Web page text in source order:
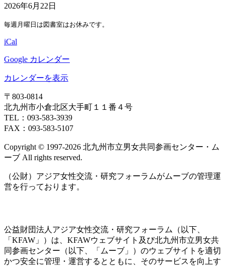
書
室
日
2026年6月22日
毎週月曜日は図書室はお休みです。
iCal
Google カレンダー
カレンダーを表示
〒803‐0814
北九州市小倉北区大手町１１番４号
TEL：093‐583‐3939
FAX：093‐583‐5107
Copyright © 1997‐2026 北九州市立男女共同参画センター・ム
ーブ All rights reserved.
（公財）アジア女性交流・研究フォーラムがムーブの管理運
営を行っております。
公益財団法人アジア女性交流・研究フォーラム（以下、
「KFAW」）は、KFAWウェブサイト及び北九州市立男女共
同参画センター（以下、「ムーブ」）のウェブサイトを適切
かつ安全に管理・運営するとともに、そのサービスを向上す